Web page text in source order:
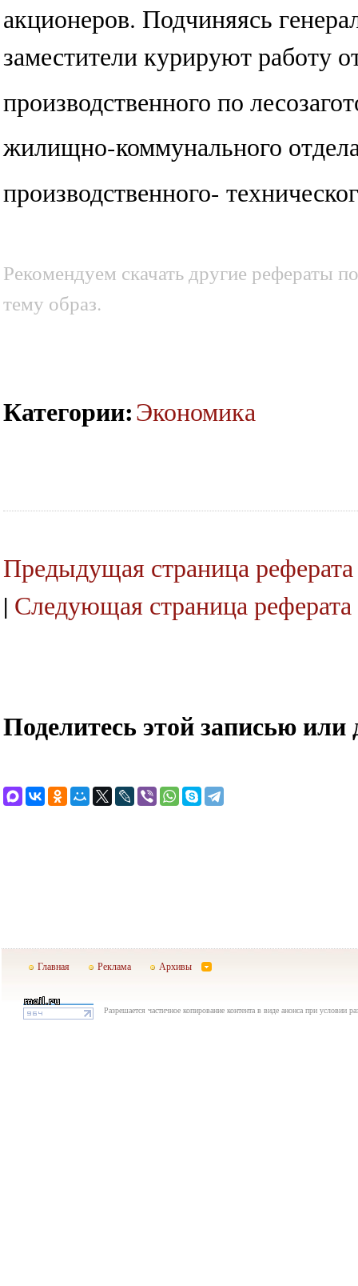
акционеров. Подчиняясь
заместители курируют работу
производственного по
жилищно-коммунального
производственного-
Рекомендуем скачать другие рефераты
тему образ.
Категории:Экономика
Предыдущая страница реферата
| Следующая страница реферата
Поделитесь этой записью или
Главная Реклама Архивы
Разрешается частичное копирование контента в виде анонса при условии